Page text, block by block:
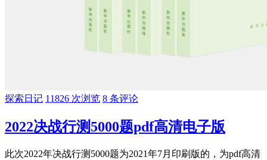
探索日记 11826 次浏览 8 条评论
2022决战行测5000题pdf高清电子版
此次2022年决战行测5000题为2021年7月印刷版的，为pdf高清